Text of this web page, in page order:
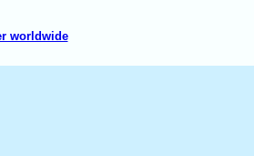
worldwide